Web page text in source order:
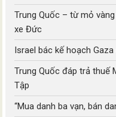
Trung Quốc – từ mỏ
xe Đức
Israel bác kế hoạch
Trung Quốc đáp trả thuế
Tập
“Mua danh ba vạn, bán